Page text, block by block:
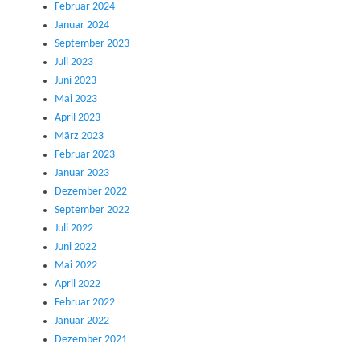
Februar 2024
Januar 2024
September 2023
Juli 2023
Juni 2023
Mai 2023
April 2023
März 2023
Februar 2023
Januar 2023
Dezember 2022
September 2022
Juli 2022
Juni 2022
Mai 2022
April 2022
Februar 2022
Januar 2022
Dezember 2021